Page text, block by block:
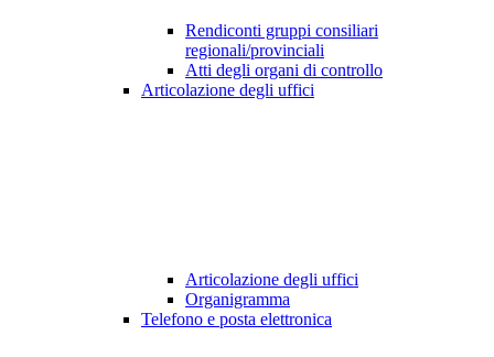
Rendiconti gruppi consiliari
regionali/provinciali
Atti degli organi di controllo
Articolazione degli uffici
Articolazione degli uffici
Organigramma
Telefono e posta elettronica